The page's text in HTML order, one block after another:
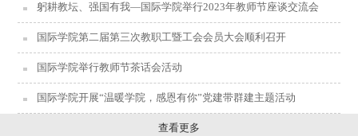
躬耕教坛、强国有我—国际学院举行2023年教师节座谈交流会
国际学院第二届第三次教职工暨工会会员大会顺利召开
国际学院举行教师节茶话会活动
国际学院开展“温暖学院，感恩有你”党建带群建主题活动
查看更多